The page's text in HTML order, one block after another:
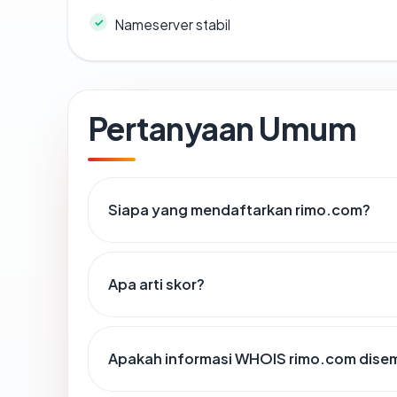
Nameserver stabil
Pertanyaan Umum
Siapa yang mendaftarkan rimo.com?
Apa arti skor?
Apakah informasi WHOIS rimo.com